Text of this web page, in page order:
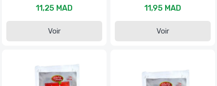
11,25 MAD
Voir
11,95 MAD
Voir